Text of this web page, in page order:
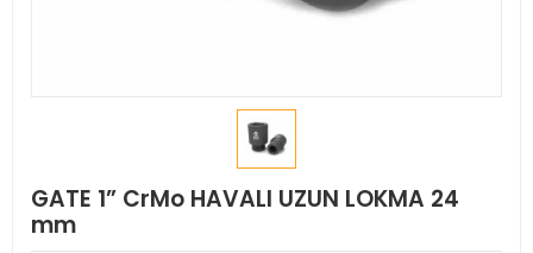
GATE 1” CrMo HAVALI UZUN LOKMA 24
mm